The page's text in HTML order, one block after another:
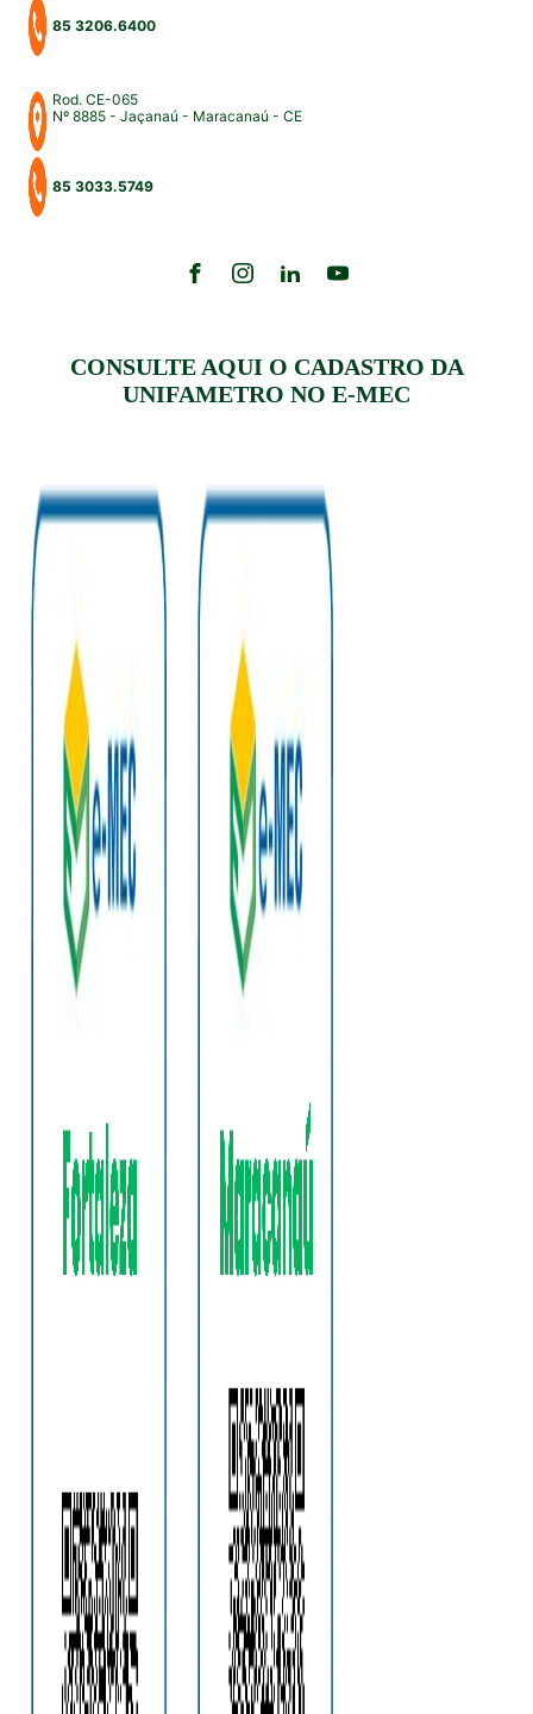
85 3206.6400
Rod. CE-065
Nº 8885 - Jaçanaú - Maracanaú - CE
85 3033.5749
CONSULTE AQUI O CADASTRO DA
UNIFAMETRO NO E-MEC